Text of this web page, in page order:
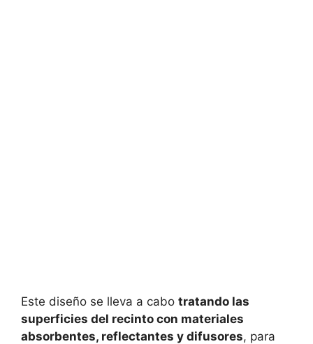
Este diseño se lleva a cabo tratando las
superficies del recinto con materiales
absorbentes, reflectantes y difusores, para